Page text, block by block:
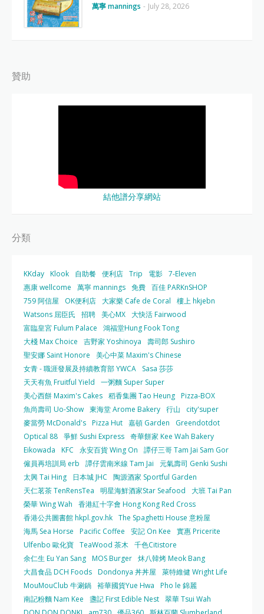
萬寧 mannings - July 28, 2026
贊助
結他譜分享網站
分類
KKday Klook 自助餐 便利店 Trip 電影 7-Eleven
惠康 wellcome
萬寧 mannings 免費 百佳 PARKnSHOP
759 阿信屋
OK便利店 大家樂 Cafe de Coral
樓上 hkjebn
Watsons 屈臣氏
招聘 美心MX 大快活 Fairwood
富臨皇宮 Fulum Palace
鴻福堂Hung Fook Tong
大棧 Max Choice
吉野家 Yoshinoya
壽司郎 Sushiro
聖安娜 Saint Honore
美心中菜 Maxim's Chinese
女青 - 職涯發展及持續教育部 YWCA
Sasa 莎莎
天天有魚 Fruitful Yield
一粥麵 Super Super
美心西餅 Maxim's Cakes 稻香集團 Tao Heung Pizza-BOX
魚尚壽司 Uo-Show 東海堂 Arome Bakery 行山
city'super
麥當勞 McDonald's Pizza Hut 嘉頓 Garden
Greendotdot
Optical 88 爭鮮 Sushi Express 奇華餅家 Kee Wah Bakery
Eikowada
KFC 永安百貨 Wing On
譚仔三哥 Tam Jai Sam Gor
僱員再培訓局 erb
譚仔雲南米線 Tam Jai
元氣壽司 Genki Sushi
太興 Tai Hing
日本城 JHC
陶源酒家 Sportful Garden
天仁茗茶 TenRensTea
明星海鮮酒家Star Seafood
大班 Tai Pan
榮華 Wing Wah
香港紅十字會 Hong Kong Red Cross
香港公共圖書館 hkpl.gov.hk The Spaghetti House 意粉屋
海馬 Sea Horse
Pacific Coffee 安記 On Kee
實惠 Pricerite
Ulfenbo 歐化寶 TeaWood 茶木 千色Citistore
余仁生 Eu Yan Sang MOS Burger 炑八韓烤 Meok Bang
大昌食品 DCH Foods Dondonya 丼丼屋
萊特維健 Wright Life
MouMouClub 牛涮鍋 裕華國貨Yue Hwa
Pho le 錦麗
南記粉麵 Nam Kee
盞記 First Edible Nest 翠華 Tsui Wah